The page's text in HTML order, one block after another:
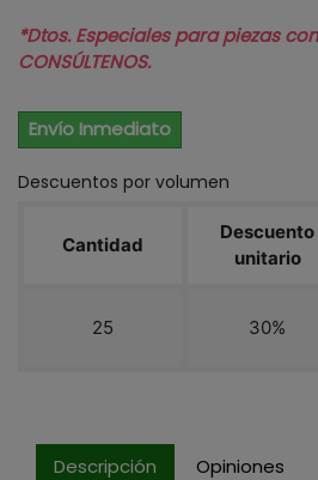
*Dtos. Especiales para piezas
CONSÚLTENOS.
Envío Inmediato
Descuentos por volumen
Cantidad
Descuento
unitario
25 30%
Descripción Opiniones